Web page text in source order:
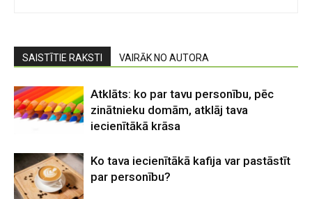
SAISTĪTIE RAKSTI VAIRĀK NO AUTORA
Atklāts: ko par tavu personību, pēc
zinātnieku domām, atklāj tava
iecienītākā krāsa
Ko tava iecienītākā kafija var pastāstīt
par personību?